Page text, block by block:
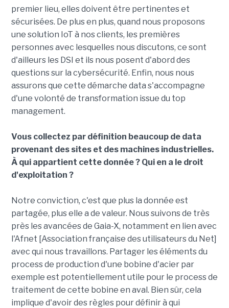
premier lieu, elles doivent être pertinentes et
sécurisées. De plus en plus, quand nous proposons
une solution IoT à nos clients, les premières
personnes avec lesquelles nous discutons, ce sont
d'ailleurs les DSI et ils nous posent d'abord des
questions sur la cybersécurité. Enfin, nous nous
assurons que cette démarche data s'accompagne
d'une volonté de transformation issue du top
management.
Vous collectez par définition beaucoup de data
provenant des sites et des machines industrielles.
À qui appartient cette donnée ? Qui en a le droit
d'exploitation ?
Notre conviction, c'est que plus la donnée est
partagée, plus elle a de valeur. Nous suivons de très
près les avancées de Gaia-X, notamment en lien avec
l'Afnet [Association française des utilisateurs du Net]
avec qui nous travaillons. Partager les éléments du
process de production d'une bobine d'acier par
exemple est potentiellement utile pour le process de
traitement de cette bobine en aval. Bien sûr, cela
implique d'avoir des règles pour définir à qui